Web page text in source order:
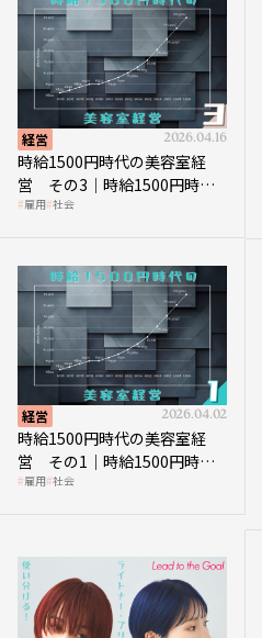
経営 2026.04.16
時給1500円時代の美容室経
営 その3｜時給1500円時
代、美容業はどのような影響
雇用 社会
経営 2026.04.02
時給1500円時代の美容室経
営 その1｜時給1500円時代
へ向かう社会的背景
雇用 社会